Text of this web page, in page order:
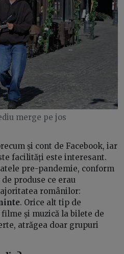
merge pe jos
și cont de Facebook, iar
facilități este interesant.
pre-pandemie, conform
produse ce erau
românilor:
. Orice alt tip de
și muzică la bilete de
atrăgea doar grupuri